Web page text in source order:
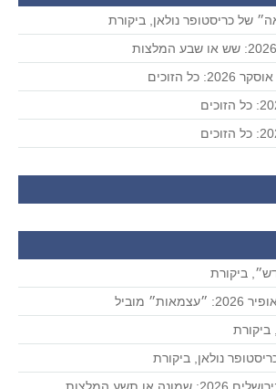
של כריסטופר נולאן, ביקורת
אוסקר 2026: כל הזוכים
ביקורת
מוביל
ביקורת
נולאן, ביקורת